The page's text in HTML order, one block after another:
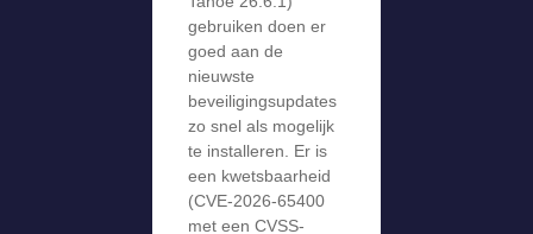
gebruiken doen er
goed aan de
nieuwste
beveiligingsupdates
zo snel als mogelijk
te installeren. Er is
een kwetsbaarheid
(CVE-2026-65400
met een CVSS-